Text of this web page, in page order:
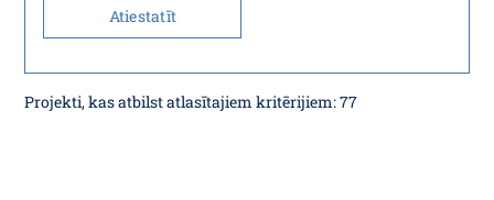
Atiestatīt
Projekti, kas atbilst atlasītajiem kritērijiem:77